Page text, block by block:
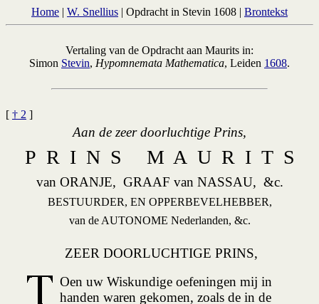
Home | W. Snellius | Opdracht in Stevin 1608 | Brontekst
Vertaling van de Opdracht aan Maurits in:
Simon Stevin, Hypomnemata Mathematica, Leiden 1608.
[ † 2 ]
Aan de zeer doorluchtige Prins,
P R I N S M A U R I T S
van ORANJE, GRAAF van NASSAU, &c.
BESTUURDER, EN OPPERBEVELHEBBER,
van de AUTONOME Nederlanden, &c.
ZEER DOORLUCHTIGE PRINS,
Oen uw Wiskundige oefeningen mij in
handen waren gekomen, zoals de in de